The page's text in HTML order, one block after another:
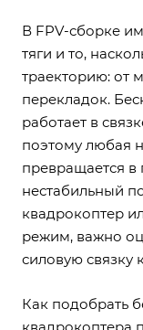
В FPV-сборке
тяги и то,
траекторию: от
перекладок.
работает в
поэтому любая
превращается в
нестабильный
квадрокоптер
режим, важно
силовую связку
Как подобрать